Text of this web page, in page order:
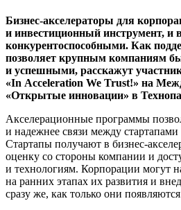
Бизнес-акселераторы для
и инвестиционный инструмент, и
конкурентоспособными. Как
позволяет крупным компаниям
и успешными, расскажут
«In Acceleration We Trust!» на
«Открытые инновации» в
Акселерационные программы
и надежнее связи между
Стартапы получают в бизнес-
оценку со стороны компании и
и технологиям. Корпорации могут
на ранних этапах их развития и
сразу же, как только они